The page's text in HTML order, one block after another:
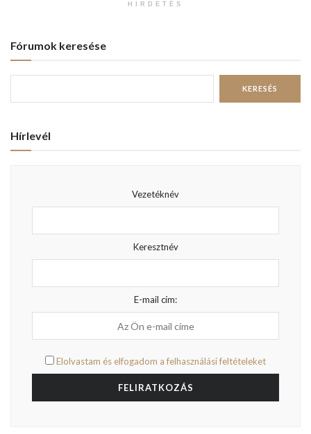
HIRDETÉS
Fórumok keresése
Hírlevél
Vezetéknév
Keresztnév
E-mail cím:
Elolvastam és elfogadom a felhasználási feltételeket